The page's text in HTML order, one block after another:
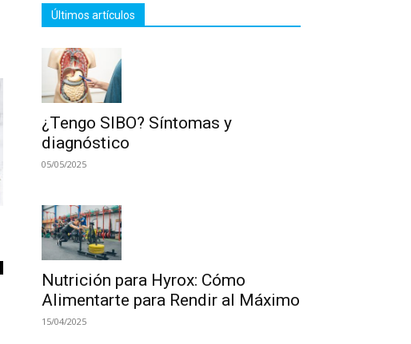
Últimos artículos
¿Tengo SIBO? Síntomas y
diagnóstico
05/05/2025
Nutrición para Hyrox: Cómo
Alimentarte para Rendir al Máximo
15/04/2025